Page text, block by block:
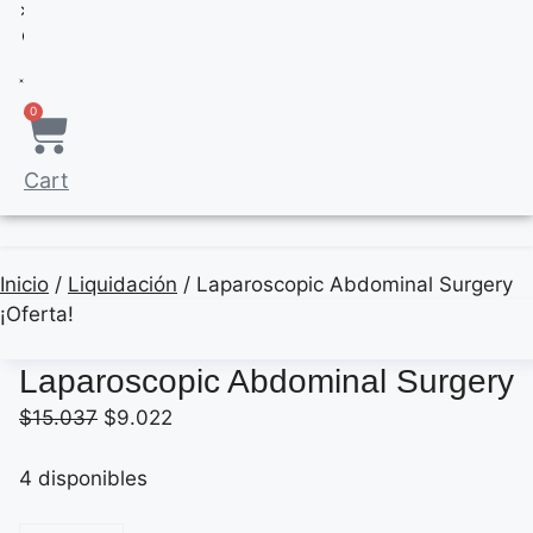
×
0
Cart
Inicio / Liquidación / Laparoscopic Abdominal Surgery
¡Oferta!
Laparoscopic Abdominal Surgery
$15.037 El
original
$9.022
4 disponibles